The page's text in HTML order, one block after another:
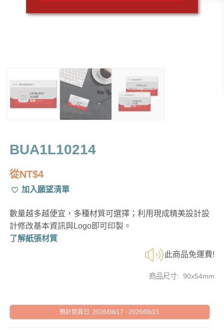
BUA1L10214
從NT$4
加入願望清單
數量越多越便宜，多種材質可選擇；利用現成精美設計設
計修改基本資訊與Logo即可印製。
了解紙張材質
此商品免運費!
商品尺寸: 90x54mm
預計到貨日: 2026/08/17 - 2026/08/21